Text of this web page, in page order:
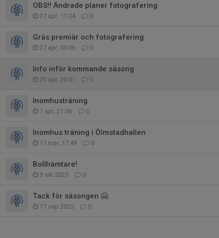
OBS!! Ändrade planer fotografering
27 apr, 11:04 0
Gräs premiär och fotografering
27 apr, 09:06 0
Info inför kommande säsong
20 apr, 20:01 0
Inomhusträning
7 apr, 21:06 0
Inomhus träning i Ölmstadhallen
17 mar, 17:49 0
Bollhämtare!
3 okt 2025 0
Tack för säsongen 🤗
17 sep 2025 0